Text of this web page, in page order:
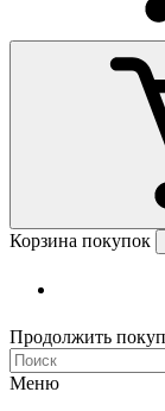
Корзина покупок
Продолжить
Меню